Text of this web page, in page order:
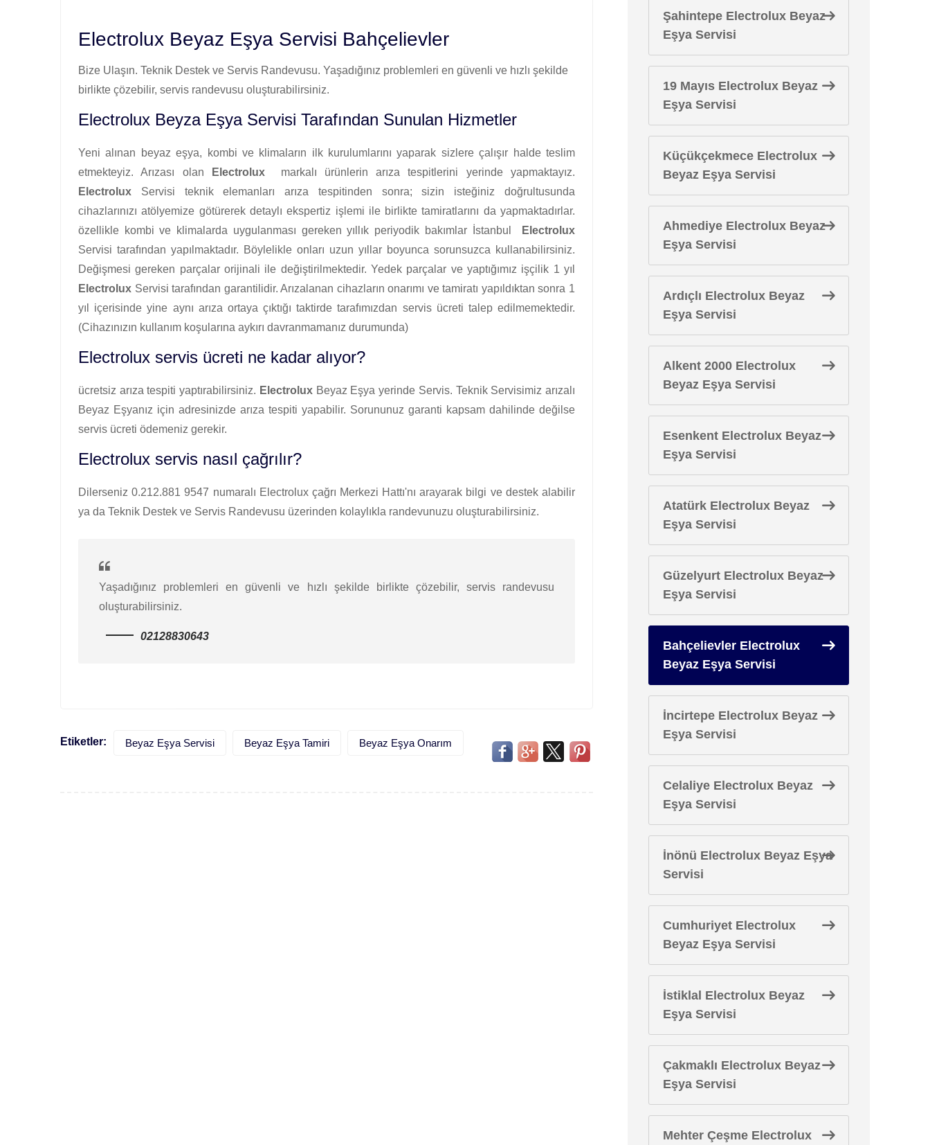
Electrolux Beyaz Eşya Servisi Bahçelievler
Bize Ulaşın. Teknik Destek ve Servis Randevusu. Yaşadığınız problemleri en güvenli ve hızlı şekilde
birlikte çözebilir, servis randevusu oluşturabilirsiniz.
Electrolux Beyza Eşya Servisi Tarafından Sunulan Hizmetler
Yeni alınan beyaz eşya, kombi ve klimaların ilk kurulumlarını yaparak sizlere çalışır halde teslim
etmekteyiz. Arızası olan
Electroluxmarkalı ürünlerin arıza tespitlerini yerinde yapmaktayız.
Electrolux Servisi teknik elemanları arıza tespitinden sonra; sizin isteğiniz doğrultusunda
cihazlarınızı atölyemize götürerek detaylı ekspertiz işlemi ile birlikte tamiratlarını da yapmaktadırlar.
özellikle kombi ve klimalarda uygulanması gereken yıllık periyodik bakımlar İstanbul
Electrolux
Servisi tarafından yapılmaktadır. Böylelikle onları uzun yıllar boyunca sorunsuzca kullanabilirsiniz.
Değişmesi gereken parçalar orijinali ile değiştirilmektedir. Yedek parçalar ve yaptığımız işçilik 1 yıl
Electrolux Servisi tarafından garantilidir. Arızalanan cihazların onarımı ve tamiratı yapıldıktan sonra 1
yıl içerisinde yine aynı arıza ortaya çıktığı taktirde tarafımızdan servis ücreti talep edilmemektedir.
(Cihazınızın kullanım koşularına aykırı davranmamanız durumunda)
Electrolux servis ücreti ne kadar alıyor?
ücretsiz arıza tespiti yaptırabilirsiniz. ElectroluxBeyaz Eşya yerinde Servis. Teknik Servisimiz arızalı
Beyaz Eşyanız için adresinizde arıza tespiti yapabilir. Sorununuz garanti kapsam dahilinde değilse
servis ücreti ödemeniz gerekir.
Electrolux servis nasıl çağrılır?
Dilerseniz 0.212.881 9547 numaralı Electrolux çağrı Merkezi Hattı'nı arayarak bilgi ve destek alabilir
ya da Teknik Destek ve Servis Randevusu üzerinden kolaylıkla randevunuzu oluşturabilirsiniz.
Yaşadığınız problemleri en güvenli ve hızlı şekilde birlikte çözebilir, servis randevusu
oluşturabilirsiniz.
02128830643
Etiketler: Beyaz Eşya Servisi Beyaz Eşya Tamiri Beyaz Eşya Onarım
Şahintepe Electrolux Beyaz
Eşya Servisi
19 Mayıs Electrolux Beyaz
Eşya Servisi
Küçükçekmece Electrolux
Beyaz Eşya Servisi
Ahmediye Electrolux Beyaz
Eşya Servisi
Ardıçlı Electrolux Beyaz
Eşya Servisi
Alkent 2000 Electrolux
Beyaz Eşya Servisi
Esenkent Electrolux Beyaz
Eşya Servisi
Atatürk Electrolux Beyaz
Eşya Servisi
Güzelyurt Electrolux Beyaz
Eşya Servisi
Bahçelievler Electrolux
Beyaz Eşya Servisi
İncirtepe Electrolux Beyaz
Eşya Servisi
Celaliye Electrolux Beyaz
Eşya Servisi
İnönü Electrolux Beyaz Eşya
Servisi
Cumhuriyet Electrolux
Beyaz Eşya Servisi
İstiklal Electrolux Beyaz
Eşya Servisi
Çakmaklı Electrolux Beyaz
Eşya Servisi
Mehter Çeşme Electrolux